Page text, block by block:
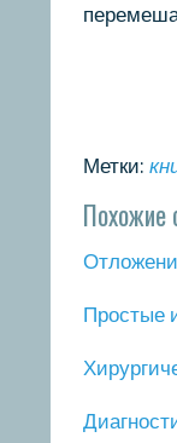
Метки:
Похожие
Прοстые